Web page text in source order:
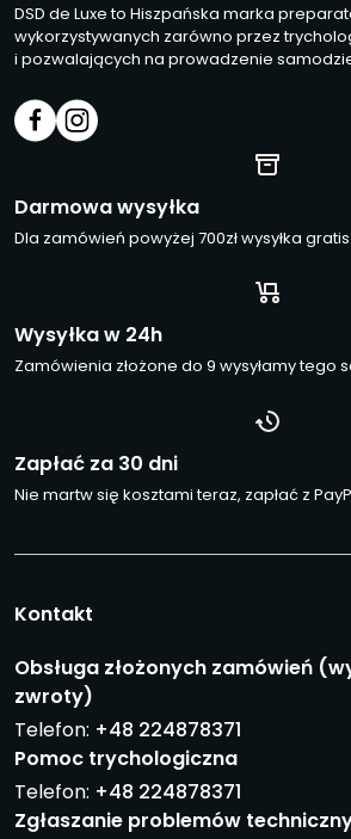
DSD de Luxe to Hiszpańska marka
wykorzystywanych zarówno przez
i pozwalających na prowadzenie
Darmowa wysyłka
Dla zamówień powyżej 700zł wysyłka gratis.
Wysyłka w 24h
Zamówienia złożone do 9 wysyłamy tego
Zapłać za 30 dni
Nie martw się kosztami teraz, zapłać z
Kontakt
Obsługa złożonych zamówień
zwroty)
Telefon: +48 224878371
Pomoc trychologiczna
Telefon: +48 224878371
Zgłaszanie problemów